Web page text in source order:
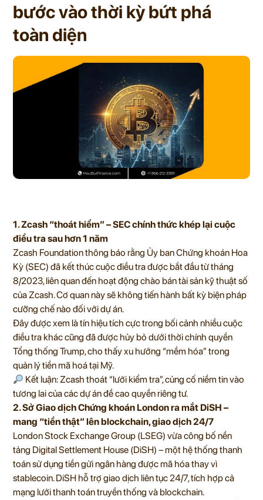
bước vào thời kỳ bứt phá
toàn diện
1. Zcash “thoát hiểm” – SEC chính thức khép lại cuộc
điều tra sau hơn 1 năm
Zcash Foundation thông báo rằng Ủy ban Chứng khoán Hoa
Kỳ (SEC) đã kết thúc cuộc điều tra được bắt đầu từ tháng
8/2023, liên quan đến hoạt động chào bán tài sản kỹ thuật số
của Zcash. Cơ quan này sẽ không tiến hành bất kỳ biện pháp
cưỡng chế nào đối với dự án.
Đây được xem là tín hiệu tích cực trong bối cảnh nhiều cuộc
điều tra khác cũng đã được hủy bỏ dưới thời chính quyền
Tổng thống Trump, cho thấy xu hướng “mềm hóa” trong
quản lý tiền mã hoá tại Mỹ.
Kết luận: Zcash thoát “lưới kiểm tra”, củng cố niềm tin vào
tương lai của các dự án đề cao quyền riêng tư.
2. Sở Giao dịch Chứng khoán London ra mắt DiSH –
mang “tiền thật” lên blockchain, giao dịch 24/7
London Stock Exchange Group (LSEG) vừa công bố nền
tảng Digital Settlement House (DiSH) – một hệ thống thanh
toán sử dụng tiền gửi ngân hàng được mã hóa thay vì
stablecoin. DiSH hỗ trợ giao dịch liên tục 24/7, tích hợp cả
mạng lưới thanh toán truyền thống và blockchain.